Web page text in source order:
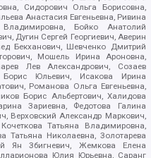
Сидорович Ольга Борисовна,
Анастасия Евгеньевна, Ривина
Бойко Анатолий
Дугин Сергей Георгиевич, Аверин
Бекханович, Шевченко Дмитрий
Мошель Ирина Ароновна,
Лев Александрович, Созаев
Борис Юльевич, Исакова Ирина
Романова Ольга Евгеньевна,
Борис Альбертович, Халидова
Зариевна, Федотова Галина
Верховский Александр Маркович,
Татьяна Владимировна,
Татьяна Николаевна, Золотарева
Ян Збигневич, Жемкова Елена
Юлия Юрьевна, Саранг